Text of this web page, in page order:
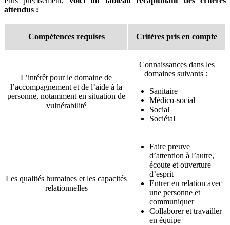
attendus :
Compétences requises Critères pris en compte
L’intérêt pour le domaine de
l’accompagnement et de l’aide à la
personne, notamment en situation de
vulnérabilité
Connaissances dans les
domaines suivants :
Sanitaire
Médico-social
Social
Sociétal
Les qualités humaines et les capacités
relationnelles
Faire preuve
d’attention à l’autre,
écoute et ouverture
d’esprit
Entrer en relation avec
une personne et
communiquer
Collaborer et travailler
en équipe